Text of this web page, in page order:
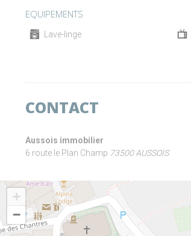
EQUIPEMENTS
Lave-linge
CONTACT
Aussois immobilier
6 route le Plan Champ 73500 AUSSOIS
+
−